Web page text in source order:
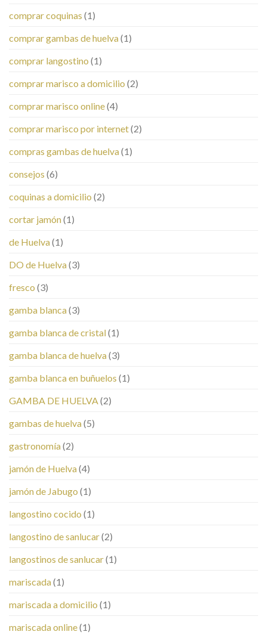
comprar coquinas (1)
comprar gambas de huelva(1)
comprar langostino (1)
comprar marisco a domicilio (2)
comprar marisco online(4)
comprar marisco por internet(2)
compras gambas de huelva(1)
consejos (6)
coquinas a domicilio (2)
cortar jamón(1)
de Huelva(1)
DO de Huelva(3)
fresco (3)
gamba blanca(3)
gamba blanca de cristal(1)
gamba blanca de huelva(3)
gamba blanca en buñuelos (1)
GAMBA DE HUELVA (2)
gambas de huelva(5)
gastronomía(2)
jamón de Huelva(4)
jamón de Jabugo (1)
langostino cocido (1)
langostino de sanlucar(2)
langostinos de sanlucar(1)
mariscada(1)
mariscada a domicilio (1)
mariscada online(1)